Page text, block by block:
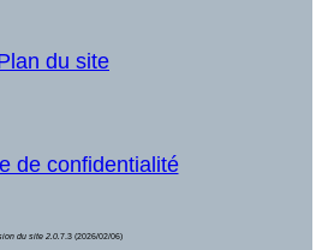
du site
de confidentialité
du site 2.0. 7.3 (2026/02/06)